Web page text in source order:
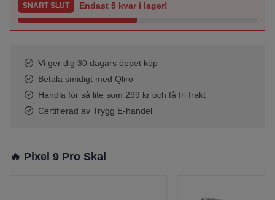
SNART SLUT Endast 5 kvar i lager!
Vi ger dig 30 dagars öppet köp
Betala smidigt med Qliro
Handla för så lite som 299 kr och få fri frakt
Certifierad av Trygg E-handel
🔥 Pixel 9 Pro Skal